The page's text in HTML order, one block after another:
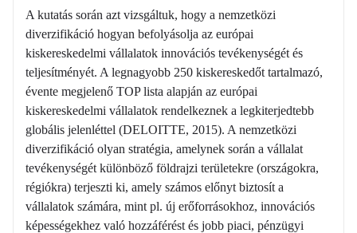
A kutatás során azt vizsgáltuk, hogy a nemzetközi
diverzifikáció hogyan befolyásolja az európai
kiskereskedelmi vállalatok innovációs tevékenységét és
teljesítményét. A legnagyobb 250 kiskereskedőt tartalmazó,
évente megjelenő TOP lista alapján az európai
kiskereskedelmi vállalatok rendelkeznek a legkiterjedtebb
globális jelenléttel (DELOITTE, 2015). A nemzetközi
diverzifikáció olyan stratégia, amelynek során a vállalat
tevékenységét különböző földrajzi területekre (országokra,
régiókra) terjeszti ki, amely számos előnyt biztosít a
vállalatok számára, mint pl. új erőforrásokhoz, innovációs
képességekhez való hozzáférést és jobb piaci, pénzügyi